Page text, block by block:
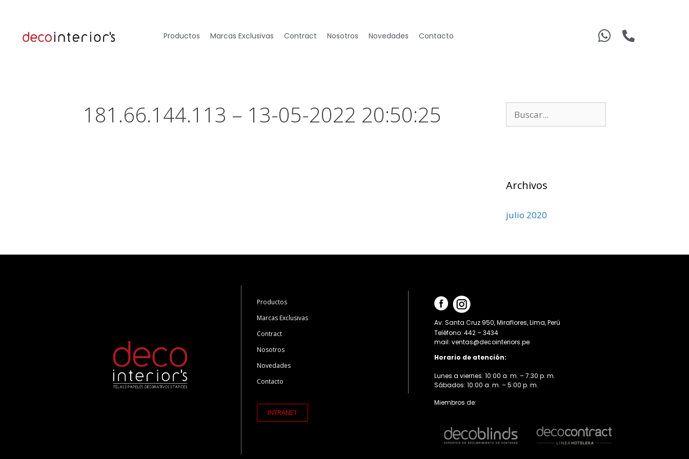
Productos Marcas Exclusivas Contract Nosotros Novedades Contacto
181.66.144.113 – 13-05-2022 20:50:25
Archivos
julio 2020
Productos
Marcas Exclusivas
Contract
Nosotros
Novedades
Contacto
INTRANET
Av. Santa Cruz 950, Miraflores, Lima, Perú
Teléfono: 442 – 3434
mail: ventas@decointeriors.pe
Horario de atención:
Lunes a viernes: 10:00 a. m. – 7:30 p. m.
Sábados: 10:00 a. m. – 5:00 p. m.
Miembros de: